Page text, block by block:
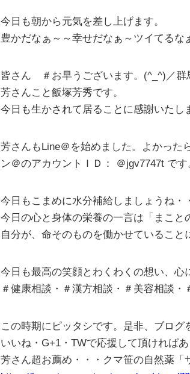
今日も朝から元気を差し上げます。
豊かだなぁ～～幸せだなぁ～ツイてるな
皆さん ＃お早うございます。(^_^)／群
芳さんこと飯塚芳秀です。
今日も生かされて居ることに感謝いたし
芳さんもLine＠を始めました。よかった
ン＠のアカウントＩＤ： ＠jgv7747t です
今日もこまめに水分補給しましょうね・
今日の心と身体の栄養の一言は「まこと
自分が、命そのものを働かせていること
今日も最高の笑顔とわくわくの想い、心
＃健康相談・＃漢方相談・＃美容相談
この時期にピッタシです。是非、ブログ
いいね・G+1・TWで応援して頂ければ
芳さん超お薦め・・・クマ笹の自然薬「